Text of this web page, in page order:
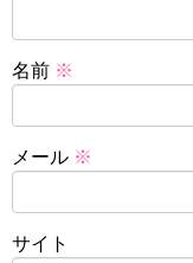
名前 ※
メール ※
サイト